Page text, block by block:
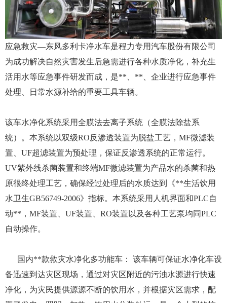
应急救灾—东风多利卡净水车是程力专用汽车股份有限公司
为成功解决自然灾害发生后急需进行各种水质净化，补充生
活用水等应急事件研发而成，是**、**、企业进行应急事件
处理、日常水源补给的重要工具车辆。
该车水净化系统采用全膜法去离子系统（全膜法除盐系
统）。本系统以双级RO反渗透装置为脱盐工艺，MF微滤装
置、UF超滤装置为预处理，保证反渗透系统的正常运行。
UV紫外线杀菌装置和终端MF微滤装置为产品水的杀菌和热
原很终处理工艺，确保经过处理后的水质达到《**生活饮用
水卫生GB56749-2006》指标。本系统采用人机界面和PLC自
动**，MF装置、UF装置、RO装置以及各种工艺泵均同PLC
自动操作。
国内**款救灾水净化多功能车： 该车辆可保证水净化车设
备迅速到达灾区现场，通过对灾区附近的污浊水源进行快速
净化，为灾民提供源源不断的饮用水，并根据灾区需求，配